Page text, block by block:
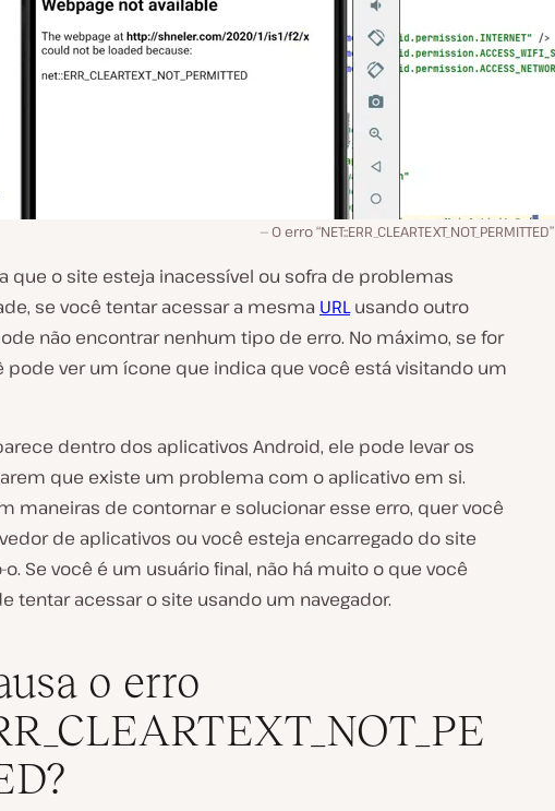
O erro “NET::ERR_CLEARTEXT_NOT_PERMITTED”
que o site esteja inacessível ou sofra de problemas
se você tentar acessar a mesma URLusando outro
não encontrar nenhum tipo de erro. No máximo, se for
pode ver um ícone que indica que você está visitando um
dentro dos aplicativos Android, ele pode levar os
que existe um problema com o aplicativo em si.
maneiras de contornar e solucionar esse erro, quer você
de aplicativos ou você esteja encarregado do site
Se você é um usuário final, não há muito o que você
tentar acessar o site usando um navegador.
o erro